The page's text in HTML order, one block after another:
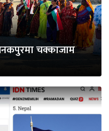
जनकपुरमा चक्काजाम